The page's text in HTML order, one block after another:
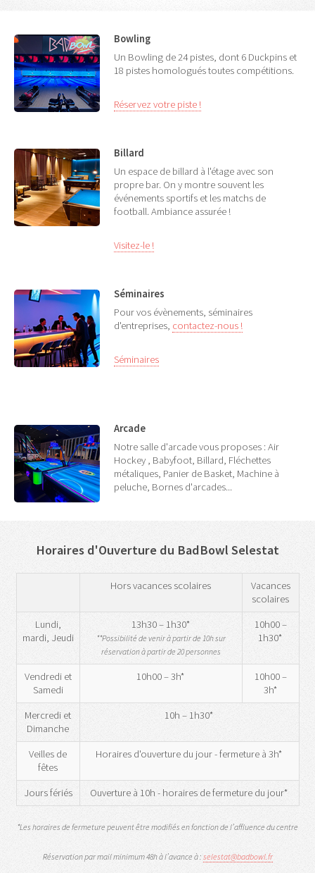
Bowling
Un Bowling de 24 pistes, dont 6 Duckpins et
18 pistes homologués toutes compétitions.
Réservez votre piste !
Billard
Un espace de billard à l'étage avec son
propre bar. On y montre souvent les
événements sportifs et les matchs de
football. Ambiance assurée !
Visitez-le !
Séminaires
Pour vos évènements, séminaires
d'entreprises, contactez-nous !
Séminaires
Arcade
Notre salle d'arcade vous proposes : Air
Hockey , Babyfoot, Billard, Fléchettes
métaliques, Panier de Basket, Machine à
peluche, Bornes d'arcades...
Horaires d'Ouverture du BadBowl Selestat
Hors vacances scolaires
Vacances
scolaires
Lundi,
mardi, Jeudi
13h30 – 1h30*
**Possibilité de venir à partir de 10h sur
réservation à partir de 20 personnes
10h00 –
1h30*
Vendredi et
Samedi
10h00 – 3h*
10h00 –
3h*
Mercredi et
Dimanche
10h – 1h30*
Veilles de
fêtes
Horaires d'ouverture du jour - fermeture à 3h*
Jours fériés Ouverture à 10h - horaires de fermeture du jour*
*Les horaires de fermeture peuvent être modifiés en fonction de l’affluence du centre
Réservation par mail minimum 48h à l’avance à : selestat@badbowl.fr